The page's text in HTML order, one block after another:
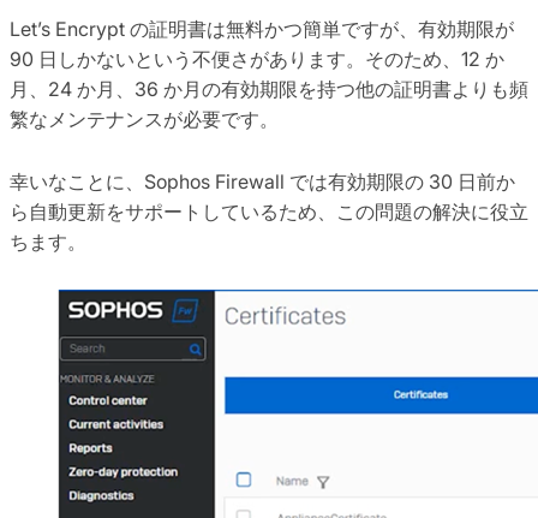
Let’s Encrypt の証明書は無料かつ簡単ですが、有効期限が
90 日しかないという不便さがあります。そのため、12 か
月、24 か月、36 か月の有効期限を持つ他の証明書よりも頻
繁なメンテナンスが必要です。
幸いなことに、Sophos Firewall では有効期限の 30 日前か
ら自動更新をサポートしているため、この問題の解決に役立
ちます。